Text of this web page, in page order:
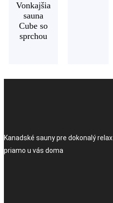
Vonkajšia
sauna
Cube so
sprchou
Kanadské sauny pre dokonalý relax
priamo u vás doma